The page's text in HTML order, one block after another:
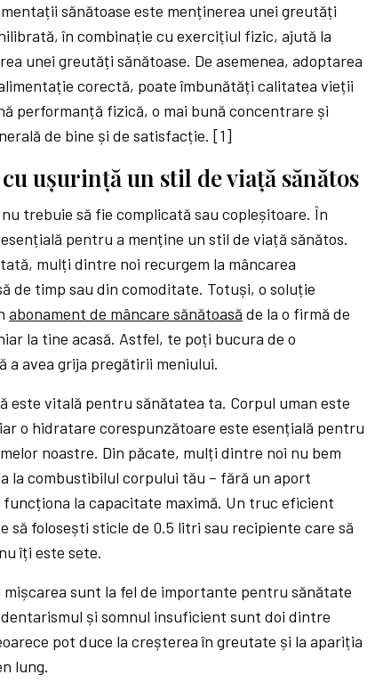
sănătoase este menținerea unei greutăți
în combinație cu exercițiul fizic, ajută la
unei greutăți sănătoase. De asemenea, adoptarea
corectă, poate îmbunătăți calitatea vieții
performanță fizică, o mai bună concentrare și
de bine și de satisfacție. [1]
ușurință un stil de viață sănătos
trebuie să fie complicată sau copleșitoare. În
pentru a menține un stil de viață sănătos.
mulți dintre noi recurgem la mâncarea
de timp sau din comoditate. Totuși, o soluție
abonament de mâncare sănătoasă de la o firmă de
la tine acasă. Astfel, te poți bucura de o
avea grija pregătirii meniului.
este vitală pentru sănătatea ta. Corpul uman este
o hidratare corespunzătoare este esențială pentru
noastre. Din păcate, mulți dintre noi nu bem
la combustibilul corpului tău – fără un aport
la capacitate maximă. Un truc eficient
să folosești sticle de 0.5 litri sau recipiente care să
îți este sete.
sunt la fel de importante pentru sănătate
și somnul insuficient sunt doi dintre
pot duce la creșterea în greutate și la apariția
lung.